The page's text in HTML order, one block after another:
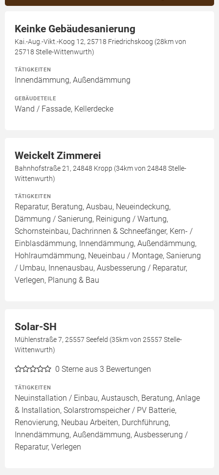
Keinke Gebäudesanierung
Kai.-Aug.-Vikt.-Koog 12, 25718 Friedrichskoog (28km von
25718 Stelle-Wittenwurth)
TÄTIGKEITEN
Innendämmung, Außendämmung
GEBÄUDETEILE
Wand / Fassade, Kellerdecke
Weickelt Zimmerei
Bahnhofstraße 21, 24848 Kropp (34km von 24848 Stelle-
Wittenwurth)
TÄTIGKEITEN
Reparatur, Beratung, Ausbau, Neueindeckung,
Dämmung / Sanierung, Reinigung / Wartung,
Schornsteinbau, Dachrinnen & Schneefänger, Kern- /
Einblasdämmung, Innendämmung, Außendämmung,
Hohlraumdämmung, Neueinbau / Montage, Sanierung
/ Umbau, Innenausbau, Ausbesserung / Reparatur,
Verlegen, Planung & Bau
Solar-SH
Mühlenstraße 7, 25557 Seefeld (35km von 25557 Stelle-
Wittenwurth)
0 Sterne aus 3 Bewertungen
TÄTIGKEITEN
Neuinstallation / Einbau, Austausch, Beratung, Anlage
& Installation, Solarstromspeicher / PV Batterie,
Renovierung, Neubau Arbeiten, Durchführung,
Innendämmung, Außendämmung, Ausbesserung /
Reparatur, Verlegen